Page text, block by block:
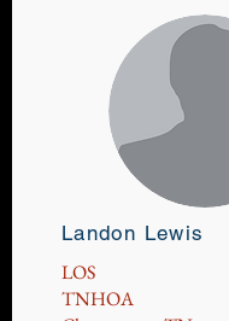
Landon Lewis
LOS
TNHOA